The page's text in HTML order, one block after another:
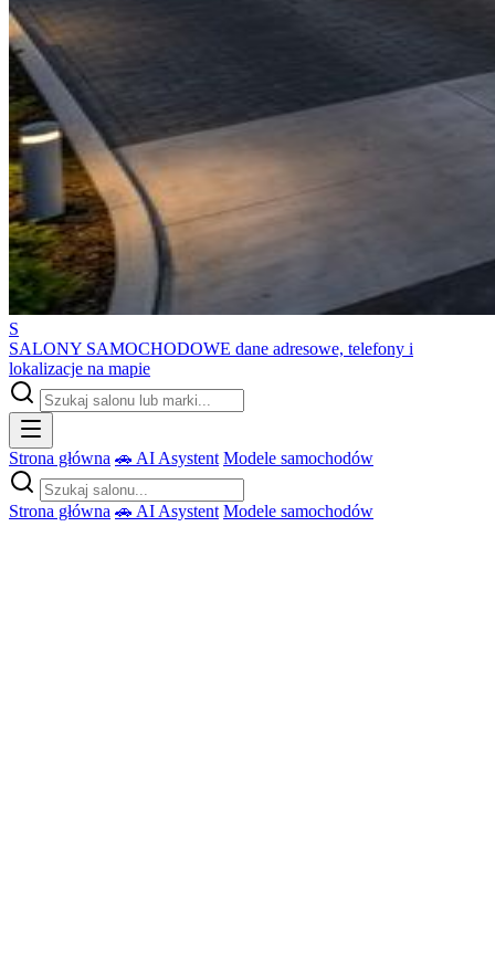
S
SALONY SAMOCHODOWE dane adresowe, telefony i
lokalizacje na mapie
Strona główna 🚗 AI Asystent Modele samochodów
Strona główna 🚗 AI Asystent Modele samochodów